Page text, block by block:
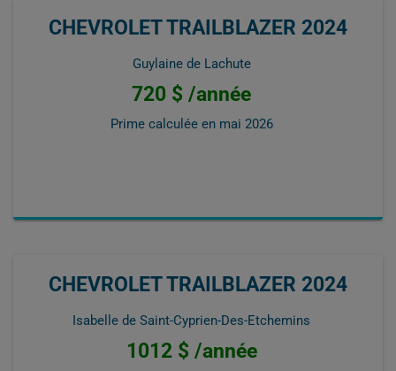
CHEVROLET TRAILBLAZER 2024
Guylaine de Lachute
720 $ /année
Prime calculée en mai 2026
CHEVROLET TRAILBLAZER 2024
Isabelle de Saint-Cyprien-Des-Etchemins
1012 $ /année